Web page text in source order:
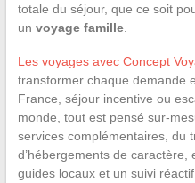
totale du séjour, que ce soit
un voyage famille.
Les voyages avec Concept
transformer chaque demande
France, séjour incentive ou
monde, tout est pensé sur-
services complémentaires, du
d’hébergements de
guides locaux et un suivi